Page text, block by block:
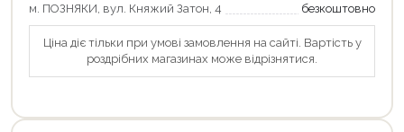
м. ПОЗНЯКИ, вул. Княжий Затон, 4
безкоштовно
Ціна діє тільки при умові замовлення на сайті. Вартість у
роздрібних магазинах може відрізнятися.
Продовжити покупки